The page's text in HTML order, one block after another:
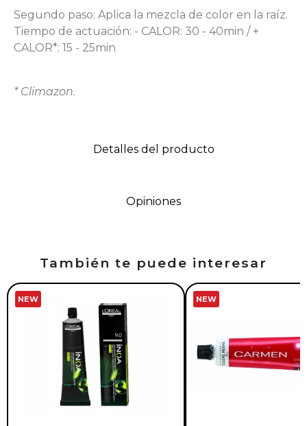
Detalles del producto
Opiniones
Segundo paso: Aplica la mezcla de color en la raíz.
Tiempo de actuación: - CALOR: 30 - 40min / +
CALOR*: 15 - 25min
* Climazon.
También te puede interesar
NEW NEW